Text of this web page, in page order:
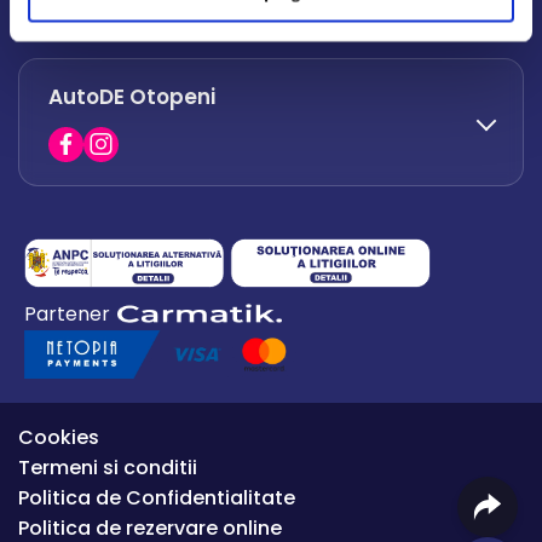
office.afumati@autode.ro
0730 063 852
0730 063 851
AutoDE Otopeni
0754 649 360
office.premium@autode.ro
Partener
Cookies
Termeni si conditii
Politica de Confidentialitate
Politica de rezervare online